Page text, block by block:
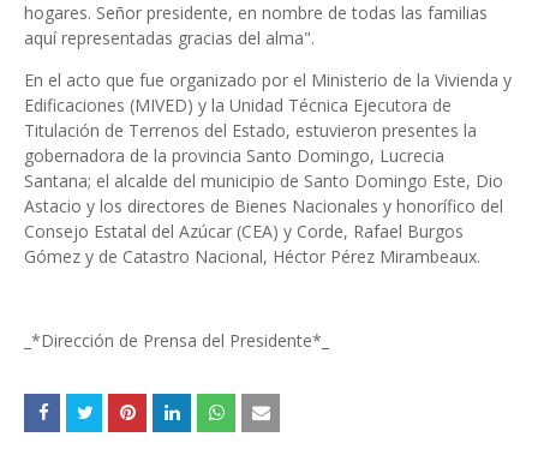
hogares. Señor presidente, en nombre de todas las familias
aquí representadas gracias del alma".
En el acto que fue organizado por el Ministerio de la Vivienda y
Edificaciones (MIVED) y la Unidad Técnica Ejecutora de
Titulación de Terrenos del Estado, estuvieron presentes la
gobernadora de la provincia Santo Domingo, Lucrecia
Santana; el alcalde del municipio de Santo Domingo Este, Dio
Astacio y los directores de Bienes Nacionales y honorífico del
Consejo Estatal del Azúcar (CEA) y Corde, Rafael Burgos
Gómez y de Catastro Nacional, Héctor Pérez Mirambeaux.
_*Dirección de Prensa del Presidente*_